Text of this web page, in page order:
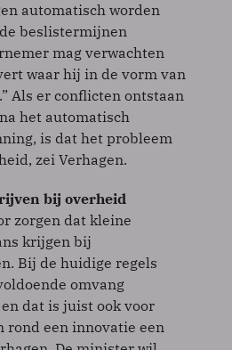
automatisch worden
beslistermijnen
mag verwachten
waar hij in de vorm van
Als er conflicten ontstaan
het automatisch
is dat het probleem
zei Verhagen.
bij overheid
zorgen dat kleine
krijgen bij
Bij de huidige regels
omvang
dat is juist ook voor
een innovatie een